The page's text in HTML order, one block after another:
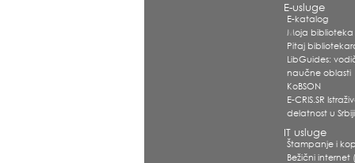
E-usluge
E-katalog
Moja biblioteka
Pitaj
LibGuides:
naučne oblasti
KoBSON
E-CRIS.SR
delatnost u Srbiji
IT usluge
Štampanje i
Bežični internet